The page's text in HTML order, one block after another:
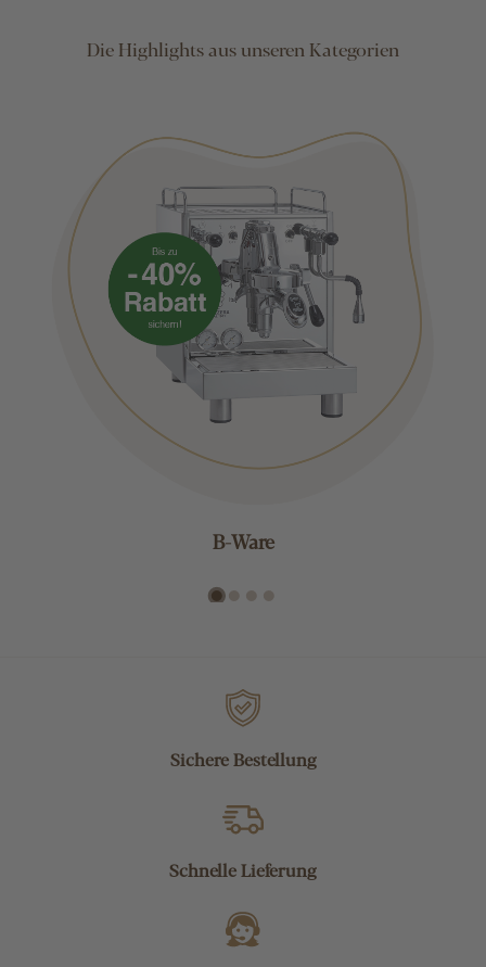
Die Highlights aus unseren Kategorien
B-Ware
Sichere Bestellung
Schnelle Lieferung